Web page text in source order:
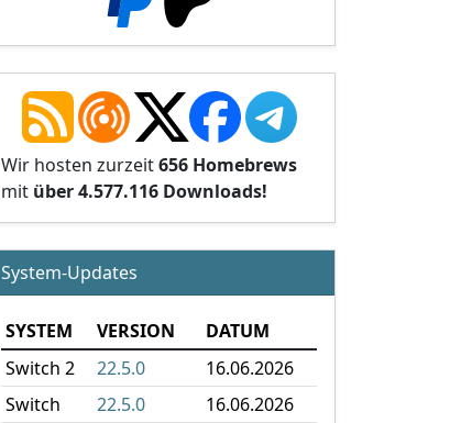
Wir hosten zurzeit656 Homebrews
mit über 4.577.116 Downloads!
System-Updates
SYSTEM VERSION
DATUM
Switch 2
22.5.0
16.06.2026
Switch
22.5.0
16.06.2026